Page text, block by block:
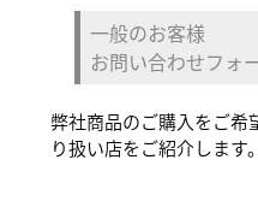
一般のお客様
お問い合わせフォ
弊社商品のご購入をご希
り扱い店をご紹介します。